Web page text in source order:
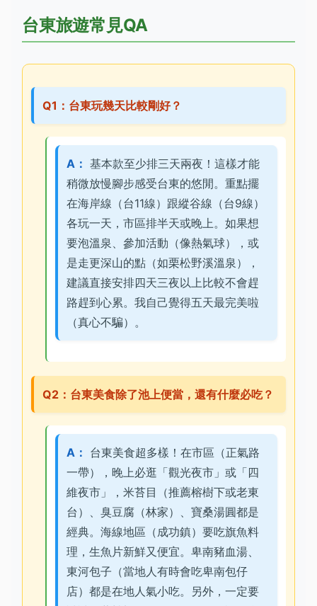
台東旅遊常見QA
Q1：台東玩幾天比較剛好？
A： 基本款至少排三天兩夜！這樣才能
稍微放慢腳步感受台東的悠閒。重點擺
在海岸線（台11線）跟縱谷線（台9線）
各玩一天，市區排半天或晚上。如果想
要泡溫泉、參加活動（像熱氣球），或
是走更深山的點（如栗松野溪溫泉），
建議直接安排四天三夜以上比較不會趕
路趕到心累。我自己覺得五天最完美啦
（真心不騙）。
Q2：台東美食除了池上便當，還有什麼必吃？
A： 台東美食超多樣！在市區（正氣路
一帶），晚上必逛「觀光夜市」或「四
維夜市」，米苔目（推薦榕樹下或老東
台）、臭豆腐（林家）、寶桑湯圓都是
經典。海線地區（成功鎮）要吃旗魚料
理，生魚片新鮮又便宜。卑南豬血湯、
東河包子（當地人有時會吃卑南包仔
店）都是在地人氣小吃。另外，一定要